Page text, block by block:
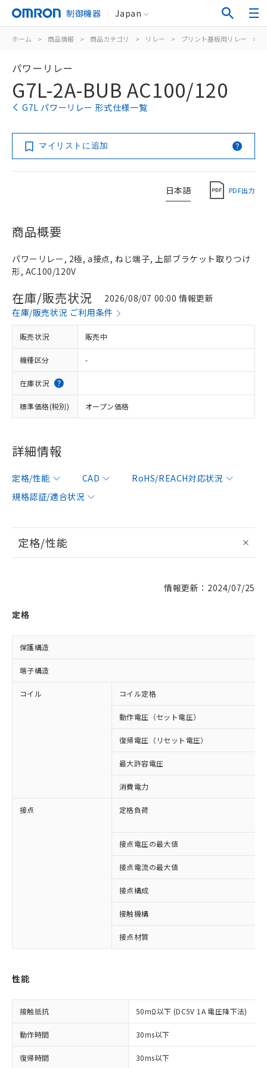
制御機器 Japan
ホーム > 商品情報 > 商品カテゴリ > リレー > プリント基板用リレー >
パワーリレー
G7L-2A-BUB AC100/120
G7L パワーリレー 形式仕様一覧
マイリストに追加
日本語 PDF出力
商品概要
パワーリレー, 2極, a接点, ねじ端子, 上部ブラケット取りつけ
形, AC100/120V
在庫/販売状況
2026/08/07 00:00 情報更新
在庫/販売状況 ご利用条件
販売状況 販売中
機種区分 -
在庫状況
標準価格(税別) オープン価格
詳細情報
定格/性能 CAD
RoHS/REACH対応状況
規格認証/適合状況
定格/性能
情報更新：2024/07/25
定格
保護構造
端子構造
コイル コイル定格
動作電圧（セット電圧）
復帰電圧（リセット電圧）
最大許容電圧
消費電力
接点 定格負荷
接点電圧の最大値
接点電流の最大値
接点構成
接触機構
接点材質
性能
接触抵抗 50mΩ以下 (DC5V 1A 電圧降下法)
動作時間 30ms以下
復帰時間 30ms以下
ご利用条件
非含有に対応した製品が提供可能な商品で
す。
対応予定：EU RoHS指令（10物質）の非含
有に対応した製品に切り替える予定のある
商品です。